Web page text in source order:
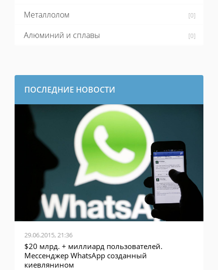
Металлолом [0]
Алюминий и сплавы [0]
ПОСЛЕДНИЕ НОВОСТИ
29.06.2015, 21:36
$20 млрд. + миллиард пользователей.
Мессенджер WhatsApp созданный
киевлянином